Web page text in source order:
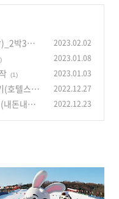
박3일!
2023.02.02
2023.01.08
(1) 2023.01.03
(호텔스닷
2022.12.27
돈내산) 2022.12.23